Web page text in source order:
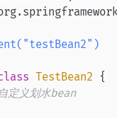
TestBean2 {
义划水bean